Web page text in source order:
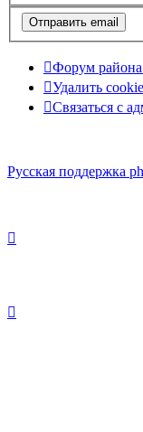
Форум
Удалить
Связаться с
Русская поддержка